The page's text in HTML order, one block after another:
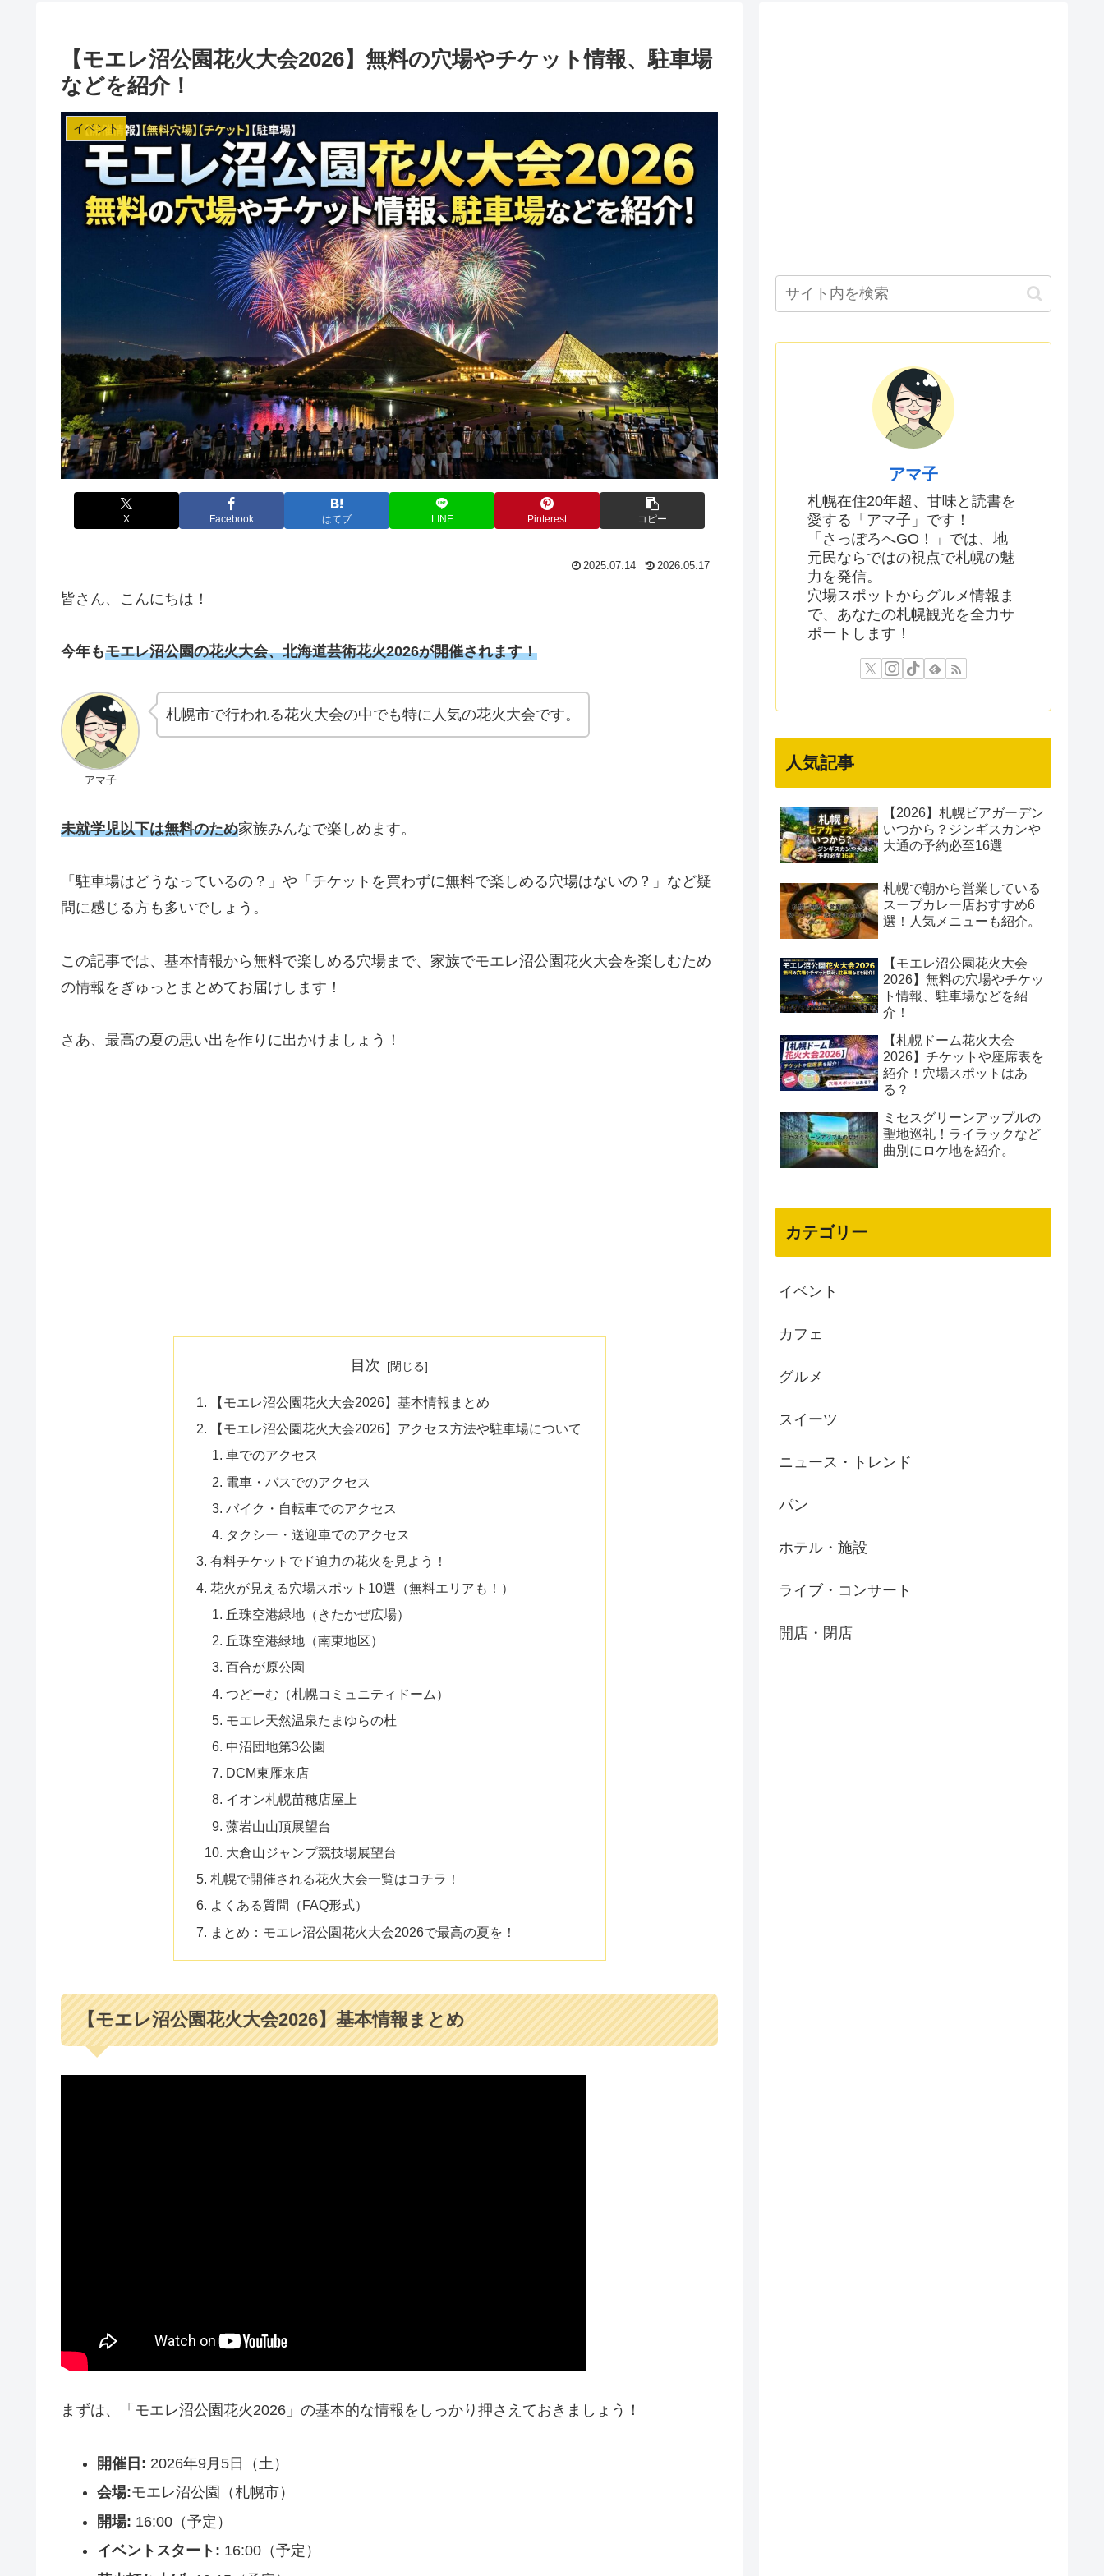
【モエレ沼公園花火大会2026】無料の穴場やチケット情報、駐車場
などを紹介！
イベント
X Facebook はてブ LINE Pinterest コピー
2025.07.14 2026.05.17
皆さん、こんにちは！
今年もモエレ沼公園の花火大会、北海道芸術花火2026が開催されます！
アマ子
札幌市で行われる花火大会の中でも特に人気の花火大会です。
未就学児以下は無料のため家族みんなで楽しめます。
「駐車場はどうなっているの？」や「チケットを買わずに無料で楽しめる穴場はないの？」など疑
問に感じる方も多いでしょう。
この記事では、基本情報から無料で楽しめる穴場まで、家族でモエレ沼公園花火大会を楽しむため
の情報をぎゅっとまとめてお届けします！
さあ、最高の夏の思い出を作りに出かけましょう！
目次
【モエレ沼公園花火大会2026】基本情報まとめ
【モエレ沼公園花火大会2026】アクセス方法や駐車場について
車でのアクセス
電車・バスでのアクセス
バイク・自転車でのアクセス
タクシー・送迎車でのアクセス
有料チケットでド迫力の花火を見よう！
花火が見える穴場スポット10選（無料エリアも！）
丘珠空港緑地（きたかぜ広場）
丘珠空港緑地（南東地区）
百合が原公園
つどーむ（札幌コミュニティドーム）
モエレ天然温泉たまゆらの杜
中沼団地第3公園
DCM東雁来店
イオン札幌苗穂店屋上
藻岩山山頂展望台
大倉山ジャンプ競技場展望台
札幌で開催される花火大会一覧はコチラ！
よくある質問（FAQ形式）
まとめ：モエレ沼公園花火大会2026で最高の夏を！
【モエレ沼公園花火大会2026】基本情報まとめ
まずは、「モエレ沼公園花火2026」の基本的な情報をしっかり押さえておきましょう！
開催日: 2026年9月5日（土）
会場:モエレ沼公園（札幌市）
開場: 16:00（予定）
イベントスタート: 16:00（予定）
アマ子
札幌在住20年超、甘味と読書を
愛する「アマ子」です！
「さっぽろへGO！」では、地
元民ならではの視点で札幌の魅
力を発信。
穴場スポットからグルメ情報ま
で、あなたの札幌観光を全力サ
ポートします！
人気記事
【2026】札幌ビアガーデン
いつから？ジンギスカンや
大通の予約必至16選
札幌で朝から営業している
スープカレー店おすすめ6
選！人気メニューも紹介。
【モエレ沼公園花火大会
2026】無料の穴場やチケッ
ト情報、駐車場などを紹
介！
【札幌ドーム花火大会
2026】チケットや座席表を
紹介！穴場スポットはあ
る？
ミセスグリーンアップルの
聖地巡礼！ライラックなど
曲別にロケ地を紹介。
カテゴリー
イベント
カフェ
グルメ
スイーツ
ニュース・トレンド
パン
ホテル・施設
ライブ・コンサート
開店・閉店